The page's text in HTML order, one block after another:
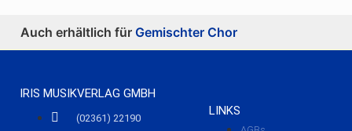
Auch erhältlich für Gemischter Chor
IRIS MUSIKVERLAG GMBH
(02361) 22190
LINKS